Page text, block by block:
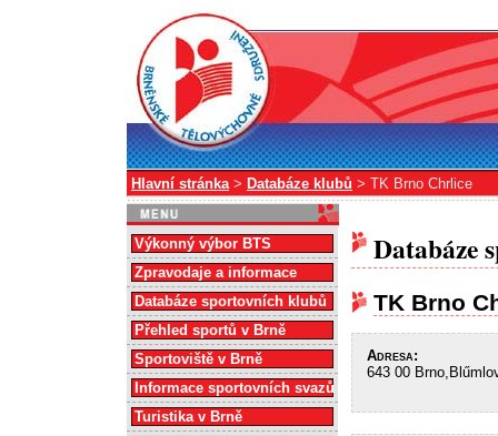
Hlavní stránka> Databáze klubů > TK Brno Chrlice
Databáze
TK Brno
Adresa:
643 00
Výkonný výbor BTS
Zpravodaje a informace
Databáze sportovních klubů
Přehled sportů v Brně
Sportoviště v Brně
Informace sportovních svazů
Turistika v Brně